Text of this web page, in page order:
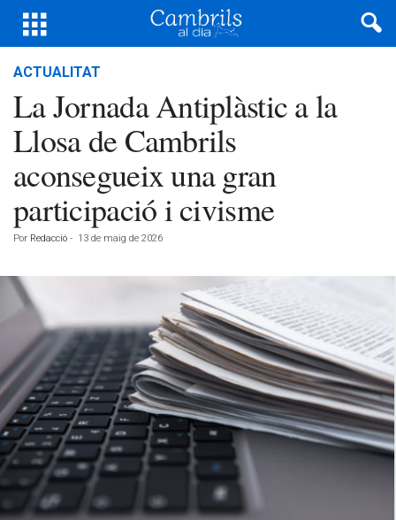
ACTUALITAT
La Jornada Antiplàstic a la
Llosa de Cambrils
aconsegueix una gran
participació i civisme
Por Redacció - 13 de maig de 2026